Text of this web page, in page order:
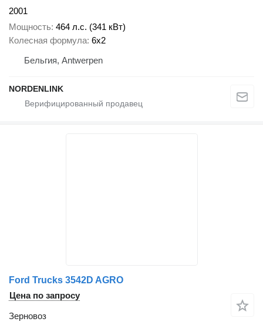
2001
Мощность 464 л.с. (341 кВт)
Колесная формула 6x2
Бельгия, Antwerpen
NORDENLINK
Ford Trucks 3542D AGRO
Цена по запросу
Зерновоз